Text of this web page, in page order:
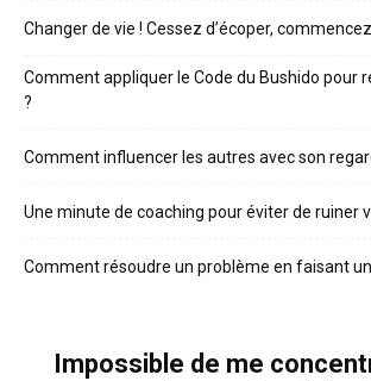
Changer de vie ! Cessez d’écoper,
Comment appliquer le Code du Bushido pour
?
Comment influencer les autres avec son
Une minute de coaching pour éviter de ruiner
Comment résoudre un problème en faisant
Impossible de me